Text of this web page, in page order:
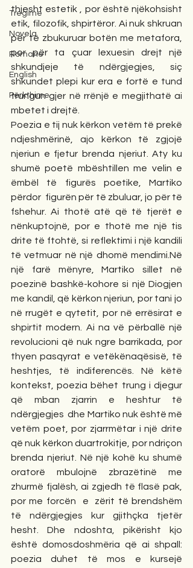
Tregime
Novela
Romane
English
Përkthime
thjesht estetik , por është njëkohsisht
etik, filozofik, shpirtëror. Ai nuk shkruan
për të zbukuruar botën me metafora,
por për ta çuar lexuesin drejt një
shkundjeje të ndërgjegjes, siç
shkundet plepi kur era e fortë e tund
trungun gjer në rrënjë e megjithatë ai
mbetet i drejtë.
Poezia e tij nuk kërkon vetëm të prekë
ndjeshmërinë, ajo kërkon të zgjojë
njeriun e fjetur brenda njeriut. Aty ku
shumë poetë mbështillen me velin e
ëmbël të figurës poetike, Martiko
përdor  figurën për të zbuluar, jo për të
fshehur. Ai thotë atë që të tjerët e
nënkuptojnë, por e thotë me një tis
drite të ftohtë, si reflektimi i një kandili
të vetmuar në një dhomë mendimi.Në
një farë mënyre, Martiko sillet në
poezinë bashkë-kohore si një Diogjen
me kandil, që kërkon njeriun, por tani jo
në rrugët e qytetit, por në errësirat e
shpirtit modern. Ai na vë përballë një
revolucioni që nuk ngre barrikada, por
thyen pasqyrat e vetëkënaqësisë, të
heshtjes, të indiferencës. Në këtë
kontekst, poezia bëhet trung i djegur
që mban zjarrin e heshtur të
ndërgjegjes  dhe Martiko nuk është më
vetëm poet, por zjarrmëtar i një drite
që nuk kërkon duartrokitje, por ndriçon
brenda njeriut. Në një kohë ku shumë
oratorë mbulojnë zbrazëtinë me
zhurmë fjalësh, ai zgjedh të flasë pak,
por me forcën  e  zërit të brendshëm
të ndërgjegjes kur gjithçka tjetër
hesht. Dhe ndoshta, pikërisht kjo
është domosdoshmëria që ai shpall:
poezia duhet të mos e kursejë